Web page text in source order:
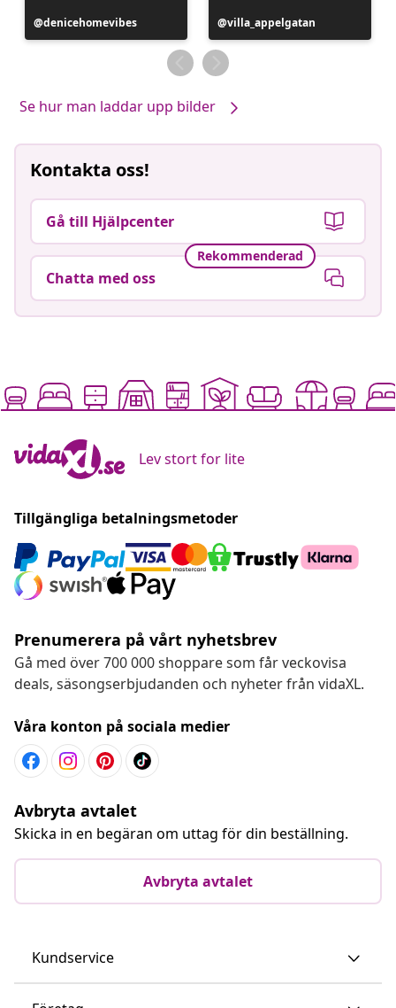
Inlägg
publicerat
denicehomevibes
Inlägg
publicerat
av
villa_appelgatan
Se hur man laddar upp bilder
Kontakta oss!
Gå till Hjälpcenter
Rekommenderad
Chatta med oss
Lev stort for lite
Tillgängliga betalningsmetoder
Prenumerera på vårt nyhetsbrev
Gå med över 700 000 shoppare som får veckovisa
deals, säsongserbjudanden och nyheter från vidaXL.
Våra konton på sociala medier
Avbryta avtalet
Skicka in en begäran om uttag för din beställning.
Avbryta avtalet
Kundservice